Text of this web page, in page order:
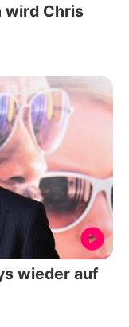
wird Chris
wieder auf